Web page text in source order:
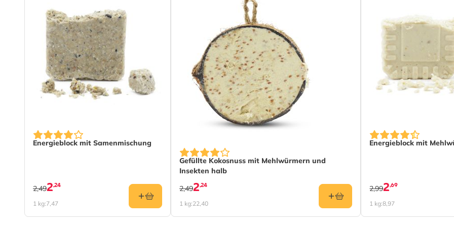
Energieblock mit Samenmischung
2,24
2,49
1 kg:7,47
Gefüllte Kokosnuss mit Mehlwürmern und
Insekten halb
2,24
2,49
1 kg:22,40
Energieblock mit
2,69
2,99
1 kg:8,97